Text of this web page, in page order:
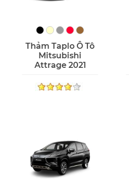
Thảm Taplo Ô Tô
Mitsubishi
Attrage 2021